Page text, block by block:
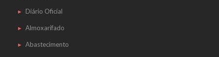
Diário Oficial
Almoxarifado
Abastecimento